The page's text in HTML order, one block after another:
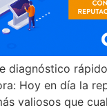
diagnóstico
Hoy en día la
valiosos que